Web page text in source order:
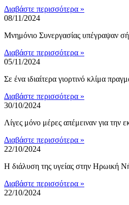
Διαβάστε περισσότερα »
08/11/2024
Μνημόνιο Συνεργασίας υπέγραψαν
Διαβάστε περισσότερα »
05/11/2024
Σε ένα ιδιαίτερα γιορτινό κλίμα
Διαβάστε περισσότερα »
30/10/2024
Λίγες μόνο μέρες απέμειναν για
Διαβάστε περισσότερα »
22/10/2024
Η διάλυση της υγείας στην Ηρωική
Διαβάστε περισσότερα »
22/10/2024